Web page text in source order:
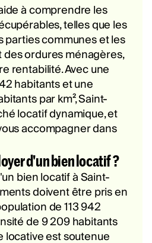
à comprendre les
telles que les
communes et les
ordures ménagères,
rentabilité. Avec une
habitants et une
par km², Saint-
locatif dynamique, et
accompagner dans
d'un bien locatif ?
bien locatif à Saint-
doivent être pris en
de 113 942
de 9 209 habitants
locative est soutenue